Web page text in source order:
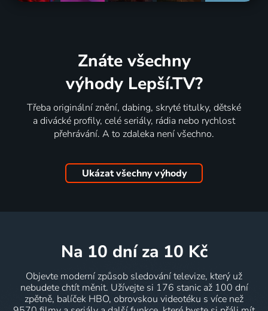
Znáte všechny
výhody Lepší.TV?
Třeba originální znění, dabing, skryté titulky, dětské
a divácké profily, celé seriály, rádia nebo rychlost
přehrávání. A to zdaleka není všechno.
Ukázat všechny výhody
na 10 dní za 10 Kč
Objevte moderní způsob sledování televize, který už
nebudete chtít měnit. Užívejte si 176 stanic až 100 dní
zpětně, balíček HBO, obrovskou videotéku s více než